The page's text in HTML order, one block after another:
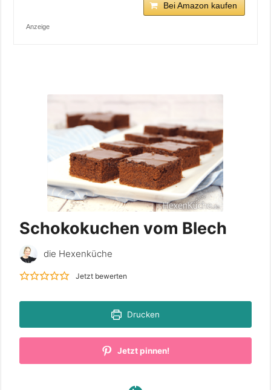
Bei Amazon kaufen
Anzeige
Schokokuchen vom Blech
die Hexenküche
Jetzt bewerten
Drucken
Jetzt pinnen!